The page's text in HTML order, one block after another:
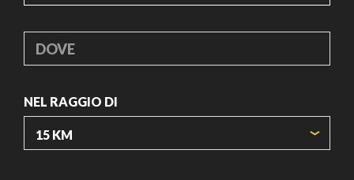
DOVE
NEL RAGGIO DI